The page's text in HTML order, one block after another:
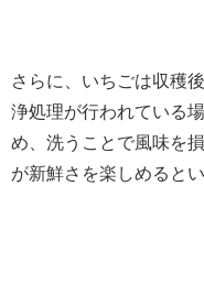
さらに、いちごは収穫
浄処理が行われている
め、洗うことで風味を
が新鮮さを楽しめると